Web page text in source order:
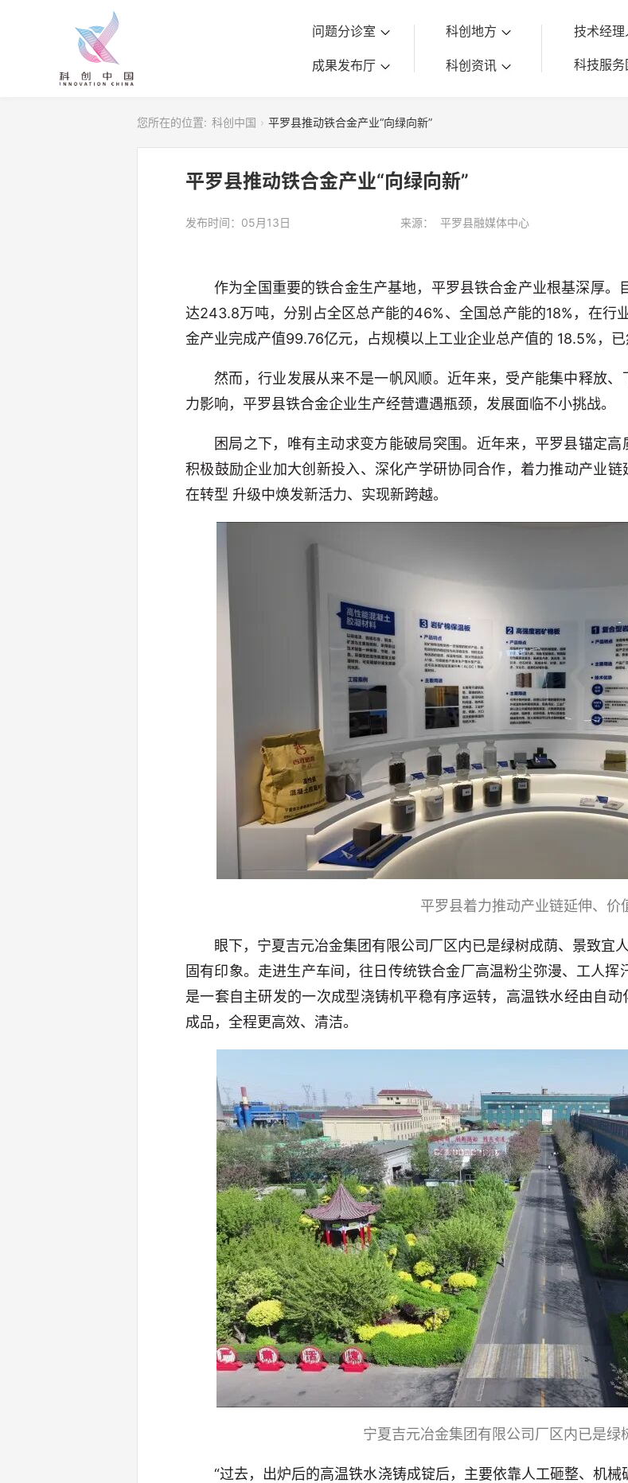
问题分诊室
成果发布厅
科创地方
科创资讯
技术经理
科技服务
您所在的位置: 科创中国 平罗县推动铁合金产业“向绿向新”
平罗县推动铁合金产业“向绿向新”
发布时间：05月13日 来源： 平罗县融媒体中心
作为全国重要的铁合金生产基地，平罗县铁合金产业根基深厚。
达243.8万吨，分别占全区总产能的46%、全国总产能的18%，在行
金产业完成产值99.76亿元，占规模以上工业企业总产值的 18.5%，已
然而，行业发展从来不是一帆风顺。近年来，受产能集中释放
力影响，平罗县铁合金企业生产经营遭遇瓶颈，发展面临不小挑战。
困局之下，唯有主动求变方能破局突围。近年来，平罗县锚定高
积极鼓励企业加大创新投入、深化产学研协同合作，着力推动产业
在转型 升级中焕发新活力、实现新跨越。
平罗县着力推动产业链延伸、价
眼下，宁夏吉元冶金集团有限公司厂区内已是绿树成荫、景致宜
固有印象。走进生产车间，往日传统铁合金厂高温粉尘弥漫、工人
是一套自主研发的一次成型浇铸机平稳有序运转，高温铁水经由自
成品，全程更高效、清洁。
宁夏吉元冶金集团有限公司厂区内已是绿
“过去，出炉后的高温铁水浇铸成锭后，主要依靠人工砸整、机